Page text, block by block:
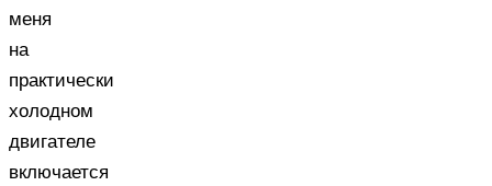
меня
на
практически
холодном
двигателе
включается